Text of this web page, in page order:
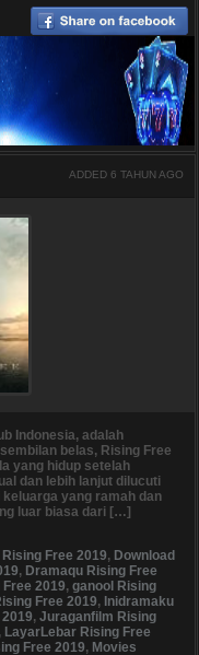
ADDED 6 TAHUN AGO
Indonesia, adalah
belas, Rising Free
yang hidup setelah
dan lebih lanjut dilucuti
yang ramah dan
luar biasa dari […]
Rising Free 2019, Download
, Dramaqu Rising Free
2019, ganool Rising
Free 2019, Inidramaku
, Juraganfilm Rising
, LayarLebar Rising Free
Free 2019, Movies